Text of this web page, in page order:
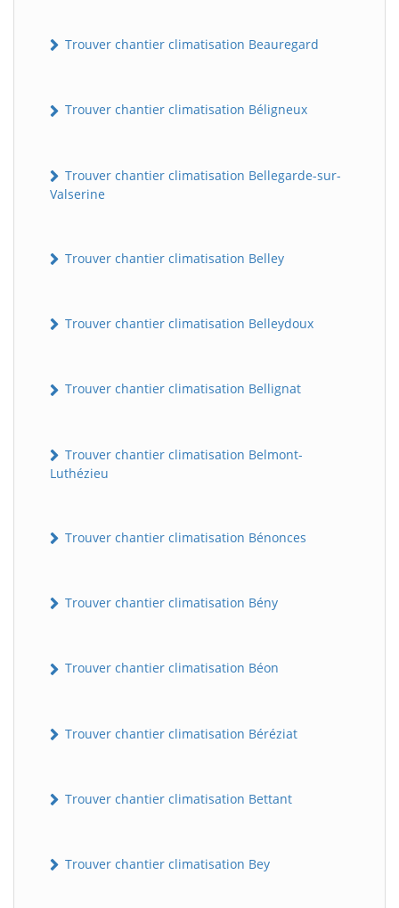
Trouver chantier climatisation Beauregard
Trouver chantier climatisation Béligneux
Trouver chantier climatisation Bellegarde-sur-
Valserine
Trouver chantier climatisation Belley
Trouver chantier climatisation Belleydoux
Trouver chantier climatisation Bellignat
Trouver chantier climatisation Belmont-
Luthézieu
Trouver chantier climatisation Bénonces
Trouver chantier climatisation Bény
Trouver chantier climatisation Béon
Trouver chantier climatisation Béréziat
Trouver chantier climatisation Bettant
Trouver chantier climatisation Bey